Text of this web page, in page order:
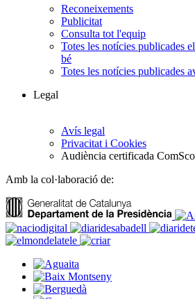
Reconeixements
Publicitat
Consulta tot l'equip
Totes les notícies publicades
bé
Totes les notícies publicades
Legal
Avís legal
Privacitat i Cookies
Audiència certificada
Amb la col·laboració de: